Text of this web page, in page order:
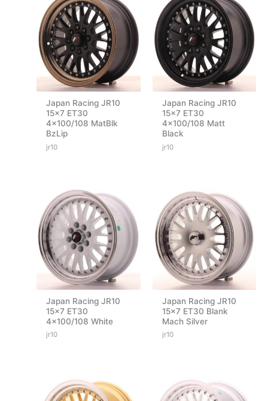
Japan Racing JR10
15×7 ET30
4×100/108 MatBlk
BzLip
jr10
Japan Racing JR10
15×7 ET30
4×100/108 Matt
Black
jr10
Japan Racing JR10
15×7 ET30
4×100/108 White
jr10
Japan Racing JR10
15×7 ET30 Blank
Mach Silver
jr10